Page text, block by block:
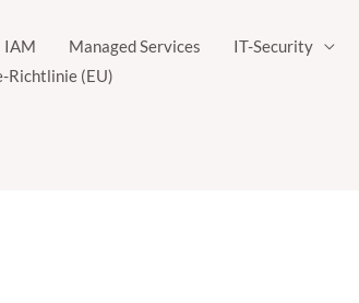
IAM Managed Services IT-Security
Richtlinie (EU)